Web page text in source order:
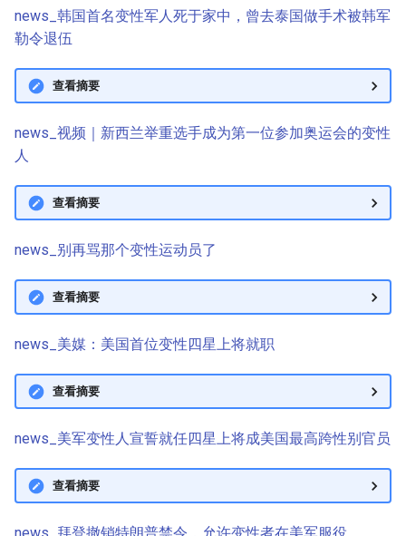
news_韩国首名变性军人死于家中，曾去泰国做手术被韩军
勒令退伍
查看摘要
news_视频｜新西兰举重选手成为第一位参加奥运会的变性
人
查看摘要
news_别再骂那个变性运动员了
查看摘要
news_美媒：美国首位变性四星上将就职
查看摘要
news_美军变性人宣誓就任四星上将成美国最高跨性别官员
查看摘要